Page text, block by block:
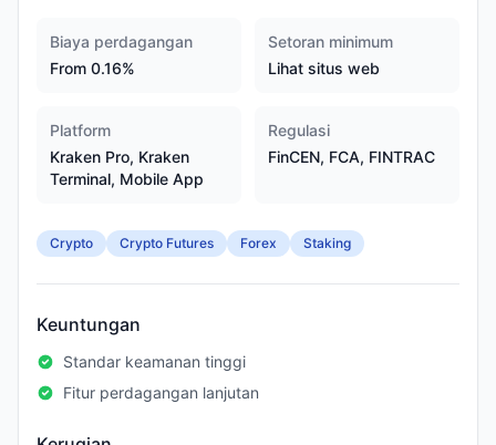
Biaya perdagangan
From 0.16%
Setoran minimum
Lihat situs web
Platform
Kraken Pro, Kraken
Terminal, Mobile App
Regulasi
FinCEN, FCA, FINTRAC
Crypto Crypto Futures Forex Staking
Keuntungan
Standar keamanan tinggi
Fitur perdagangan lanjutan